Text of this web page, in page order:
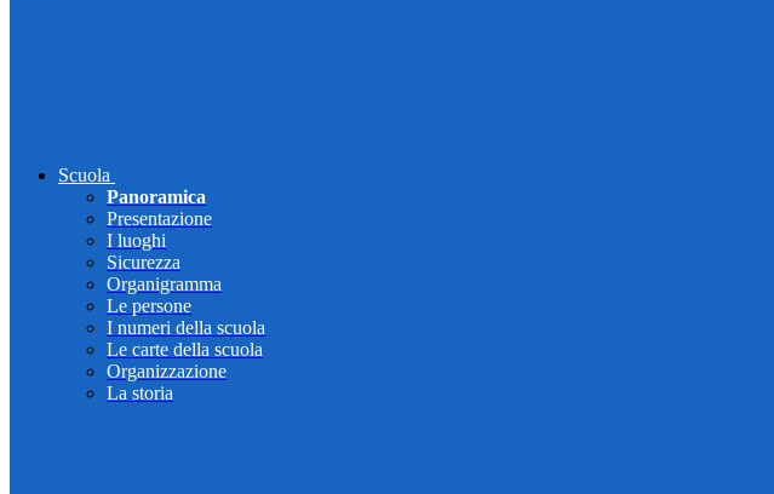
Scuola
Panoramica
Presentazione
I luoghi
Sicurezza
Organigramma
Le persone
I numeri della scuola
Le carte della scuola
Organizzazione
La storia